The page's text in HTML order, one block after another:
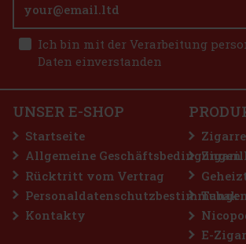
Bestellen
BASE PRO - Onyx
2.99 €
Bestellen
Rabatt: 50%
Aktion
Ich bin mit der Verarbeitung
Daten einverstanden
UNSER E-SHOP
Startseite
Allgemeine Geschäftsbedingungen
Rücktritt vom Vertrag
Personaldatenschutzbestimmungen
Kontakty
Tabak
E-